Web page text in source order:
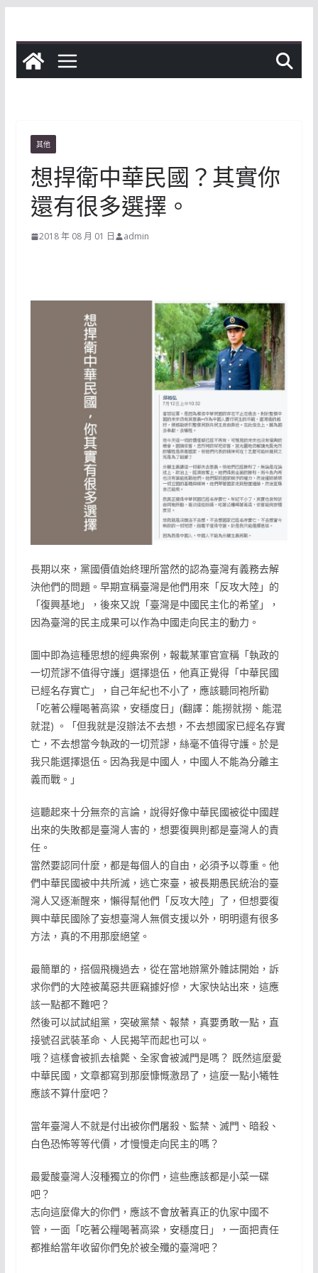
content
其他
想捍衛中華民國？其實你
還有很多選擇。
2018 年 08 月 01 日 admin
長期以來，黨國價值始終理所當然的認為臺灣有義務去解
決他們的問題。早期宣稱臺灣是他們用來「反攻大陸」的
「復興基地」，後來又說「臺灣是中國民主化的希望」，
因為臺灣的民主成果可以作為中國走向民主的動力。
圖中即為這種思想的經典案例，報載某軍官宣稱「執政的
一切荒謬不值得守護」選擇退伍，他真正覺得「中華民國
已經名存實亡」，自己年紀也不小了，應該聽同袍所勸
「吃著公糧喝著高粱，安穩度日」(翻譯：能撈就撈、能混
就混) 。「但我就是沒辦法不去想，不去想國家已經名存實
亡，不去想當今執政的一切荒謬，絲毫不值得守護。於是
我只能選擇退伍。因為我是中國人，中國人不能為分離主
義而戰。」
這聽起來十分無奈的言論，說得好像中華民國被從中國趕
出來的失敗都是臺灣人害的，想要復興則都是臺灣人的責
任。
當然要認同什麼，都是每個人的自由，必須予以尊重。他
們中華民國被中共所滅，逃亡來臺，被長期愚民統治的臺
灣人又逐漸醒來，懶得幫他們「反攻大陸」了，但想要復
興中華民國除了妄想臺灣人無償支援以外，明明還有很多
方法，真的不用那麼絕望。
最簡單的，搭個飛機過去，從在當地辦黨外雜誌開始，訴
求你們的大陸被萬惡共匪竊據好慘，大家快站出來，這應
該一點都不難吧？
然後可以試試組黨，突破黨禁、報禁，真要勇敢一點，直
接號召武裝革命、人民揭竿而起也可以。
哦？這樣會被抓去槍斃、全家會被滅門是嗎？ 既然這麼愛
中華民國，文章都寫到那麼慷慨激昂了，這麼一點小犧牲
應該不算什麼吧？
當年臺灣人不就是付出被你們屠殺、監禁、滅門、暗殺、
白色恐怖等等代價，才慢慢走向民主的嗎？
最愛酸臺灣人沒種獨立的你們，這些應該都是小菜一碟
吧？
志向這麼偉大的你們，應該不會放著真正的仇家中國不
管，一面「吃著公糧喝著高粱，安穩度日」，一面把責任
都推給當年收留你們免於被全殲的臺灣吧？